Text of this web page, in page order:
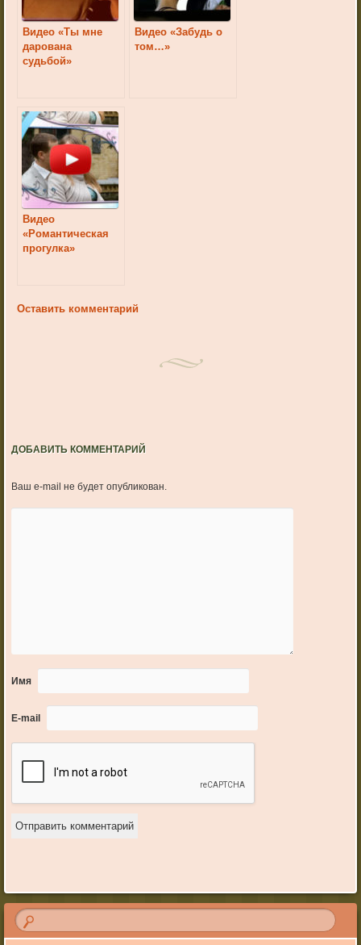
Видео «Ты мне
дарована
судьбой»
Видео «Забудь о
том…»
Видео
«Романтическая
прогулка»
Оставить комментарий
ДОБАВИТЬ КОММЕНТАРИЙ
Ваш e-mail не будет опубликован.
Имя
E-mail